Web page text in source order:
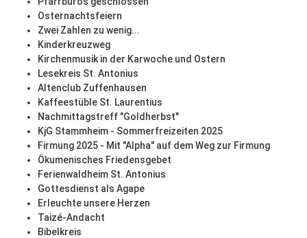
Osternachtsfeiern
Zwei Zahlen zu wenig...
Kinderkreuzweg
Kirchenmusik in der Karwoche und Ostern
Lesekreis St. Antonius
Altenclub Zuffenhausen
Kaffeestüble St. Laurentius
Nachmittagstreff "Goldherbst"
KjG Stammheim - Sommerfreizeiten 2025
Firmung 2025 - Mit "Alpha" auf dem Weg zur Firmung
Ökumenisches Friedensgebet
Ferienwaldheim St. Antonius
Gottesdienst als Agape
Erleuchte unsere Herzen
Taizé-Andacht
Bibelkreis